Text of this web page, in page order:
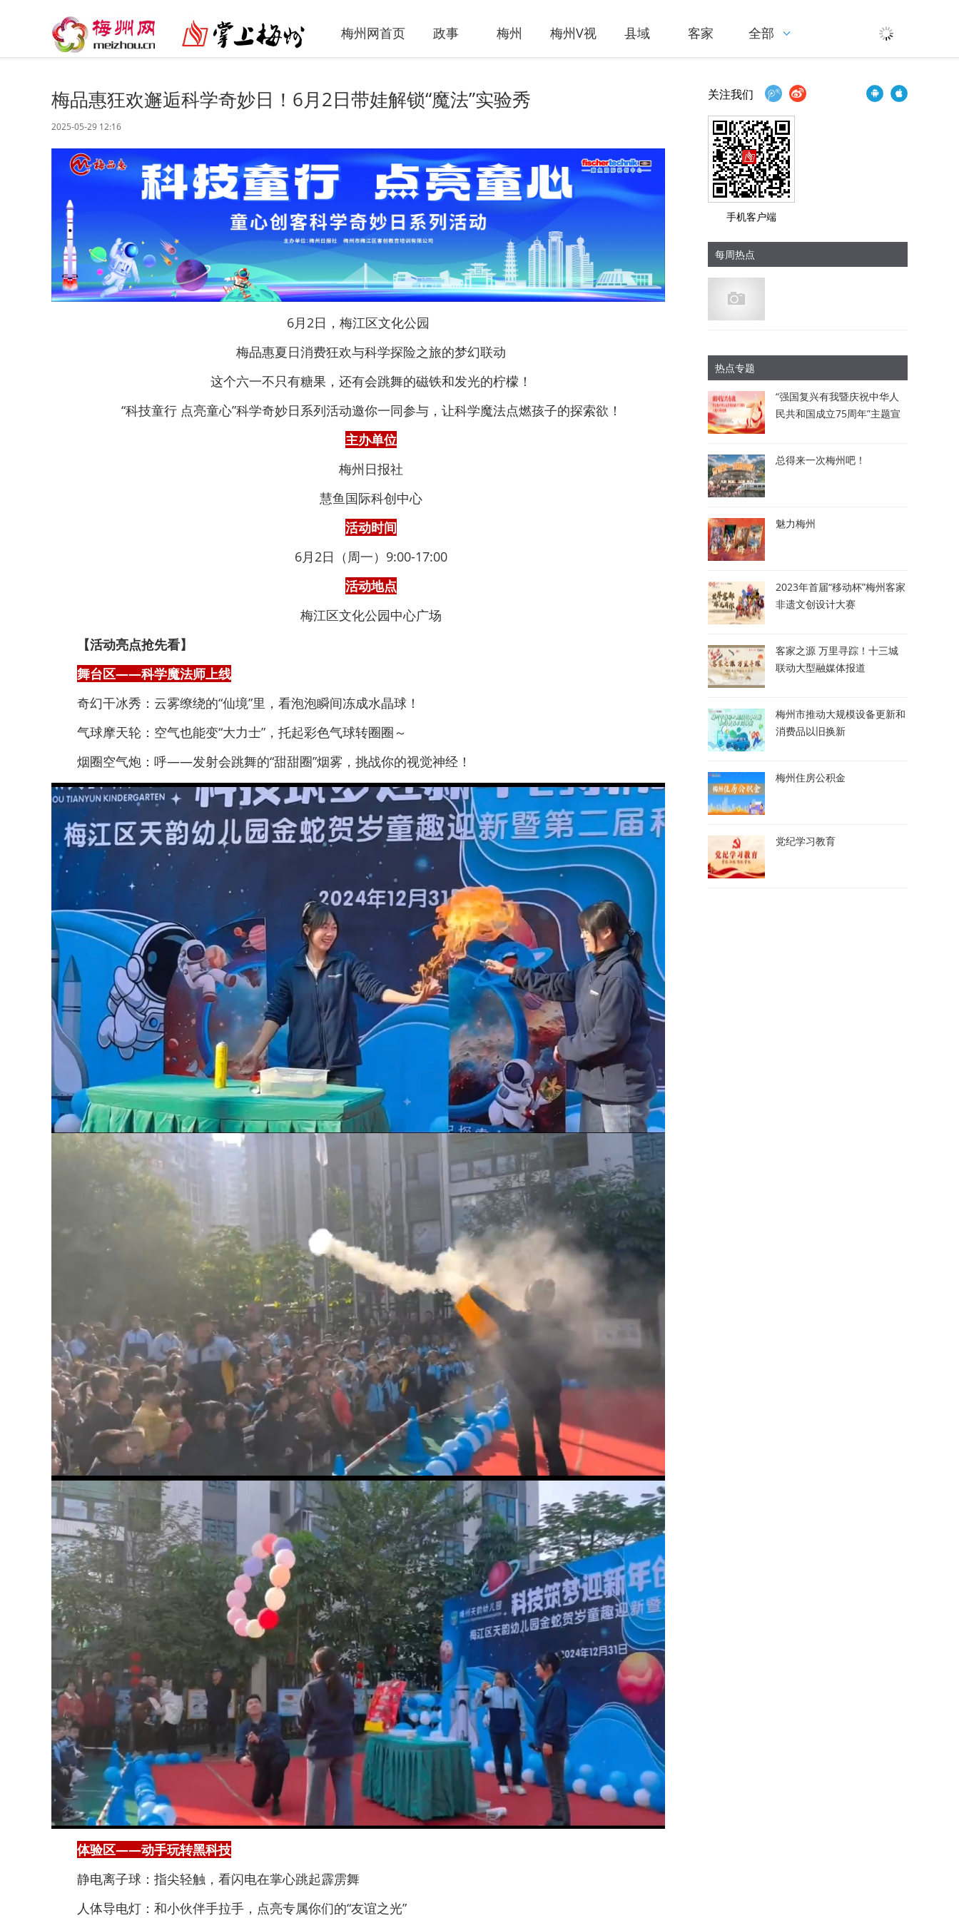
梅州网首页 政事 梅州 梅州V视 县域 客家 全部
梅品惠狂欢邂逅科学奇妙日！6月2日带娃解锁“魔法”实验秀
2025-05-29 12:16
6月2日， 梅江区文化公园
梅品惠夏日消费狂欢与科学探险之旅的梦幻联动
这个六一不只有糖果，还有会跳舞的磁铁和发光的柠檬！
“科技童行 点亮童心”科学奇妙日系列活动邀你一同参与，让科学魔法点燃孩子的探索欲！
主办单位
梅州日报社
慧鱼国际科创中心
活动时间
6月2日（周一）9:00-17:00
活动地点
梅江区文化公园中心广场
【活动亮点抢先看】
舞台区——科学魔法师上线
奇幻干冰秀：云雾缭绕的“仙境”里，看泡泡瞬间冻成水晶球！
气球摩天轮：空气也能变“大力士”，托起彩色气球转圈圈～
烟圈空气炮：呼——发射会跳舞的“甜甜圈”烟雾，挑战你的视觉神经！
体验区——动手玩转黑科技
静电离子球：指尖轻触，看闪电在掌心跳起霹雳舞
人体导电灯：和小伙伴手拉手，点亮专属你们的“友谊之光”
关注我们
手机客户端
每周热点
热点专题
“强国复兴有我暨庆祝中华人
民共和国成立75周年”主题宣
总得来一次梅州吧！
魅力梅州
2023年首届“移动杯”梅州客家
非遗文创设计大赛
客家之源 万里寻踪！十三城
联动大型融媒体报道
梅州市推动大规模设备更新和
消费品以旧换新
梅州住房公积金
党纪学习教育